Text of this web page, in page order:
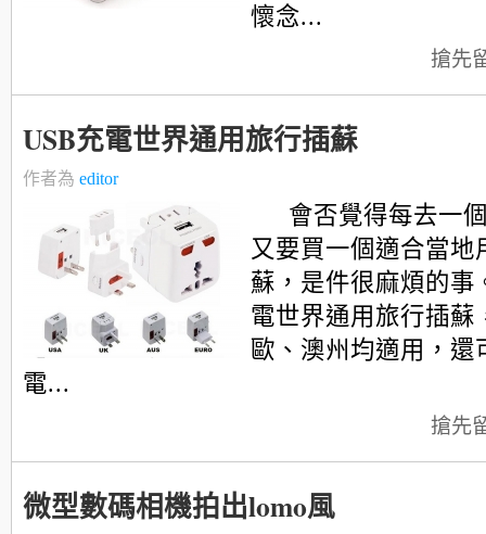
懷念...
搶先
USB充電世界通用旅行插蘇
作者為 editor
會否覺得每去一
又要買一個適合當地
蘇，是件很麻煩的事
電世界通用旅行插蘇
歐、澳州均適用，還
電...
搶先
微型數碼相機拍出lomo風